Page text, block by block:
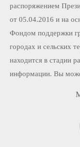
распоряжением
от 05.04.2016 и на
Фондом поддержки
городах и сельских
находится в стадии
информации. Вы